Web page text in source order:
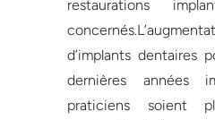
restaurations
d’implants dentaires
dernières années
praticiens soient